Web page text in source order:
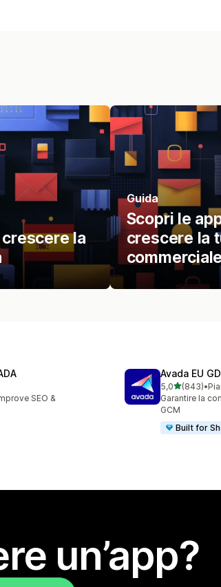
la
Guida
Scopri le
crescere la
SEO &
Avada EU
5,0stelle su 5
(843)
843 recensioni
•
Garantire la
GCM
Built for
un’app?